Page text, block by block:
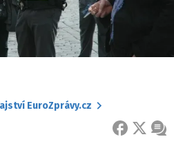
EuroZprávy.cz
FACEBOOK
X